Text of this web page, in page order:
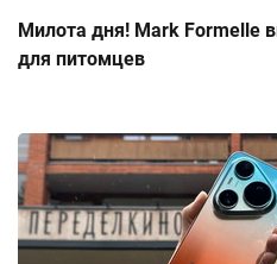
Милота дня! Mark Formelle
для питомцев